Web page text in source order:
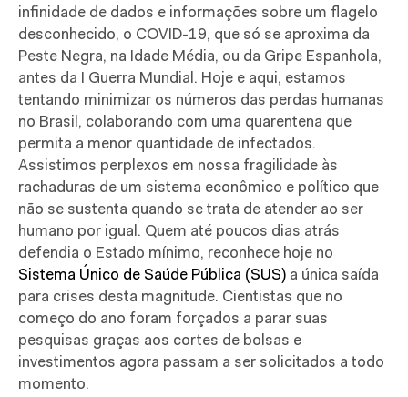
infinidade de dados e informações sobre um flagelo
desconhecido, o COVID-19, que só se aproxima da
Peste Negra, na Idade Média, ou da Gripe Espanhola,
antes da I Guerra Mundial. Hoje e aqui, estamos
tentando minimizar os números das perdas humanas
no Brasil, colaborando com uma quarentena que
permita a menor quantidade de infectados.
Assistimos perplexos em nossa fragilidade às
rachaduras de um sistema econômico e político que
não se sustenta quando se trata de atender ao ser
humano por igual. Quem até poucos dias atrás
defendia o Estado mínimo, reconhece hoje no
Sistema Único de Saúde Pública (SUS) a única saída
para crises desta magnitude. Cientistas que no
começo do ano foram forçados a parar suas
pesquisas graças aos cortes de bolsas e
investimentos agora passam a ser solicitados a todo
momento.